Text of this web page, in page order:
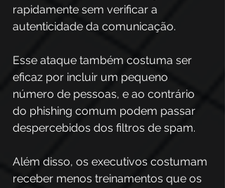
rapidamente sem verificar a
autenticidade da comunicação.
Esse ataque também costuma ser
eficaz por incluir um pequeno
número de pessoas, e ao contrário
do phishing comum podem passar
despercebidos dos filtros de spam.
Além disso, os executivos costumam
receber menos treinamentos que os